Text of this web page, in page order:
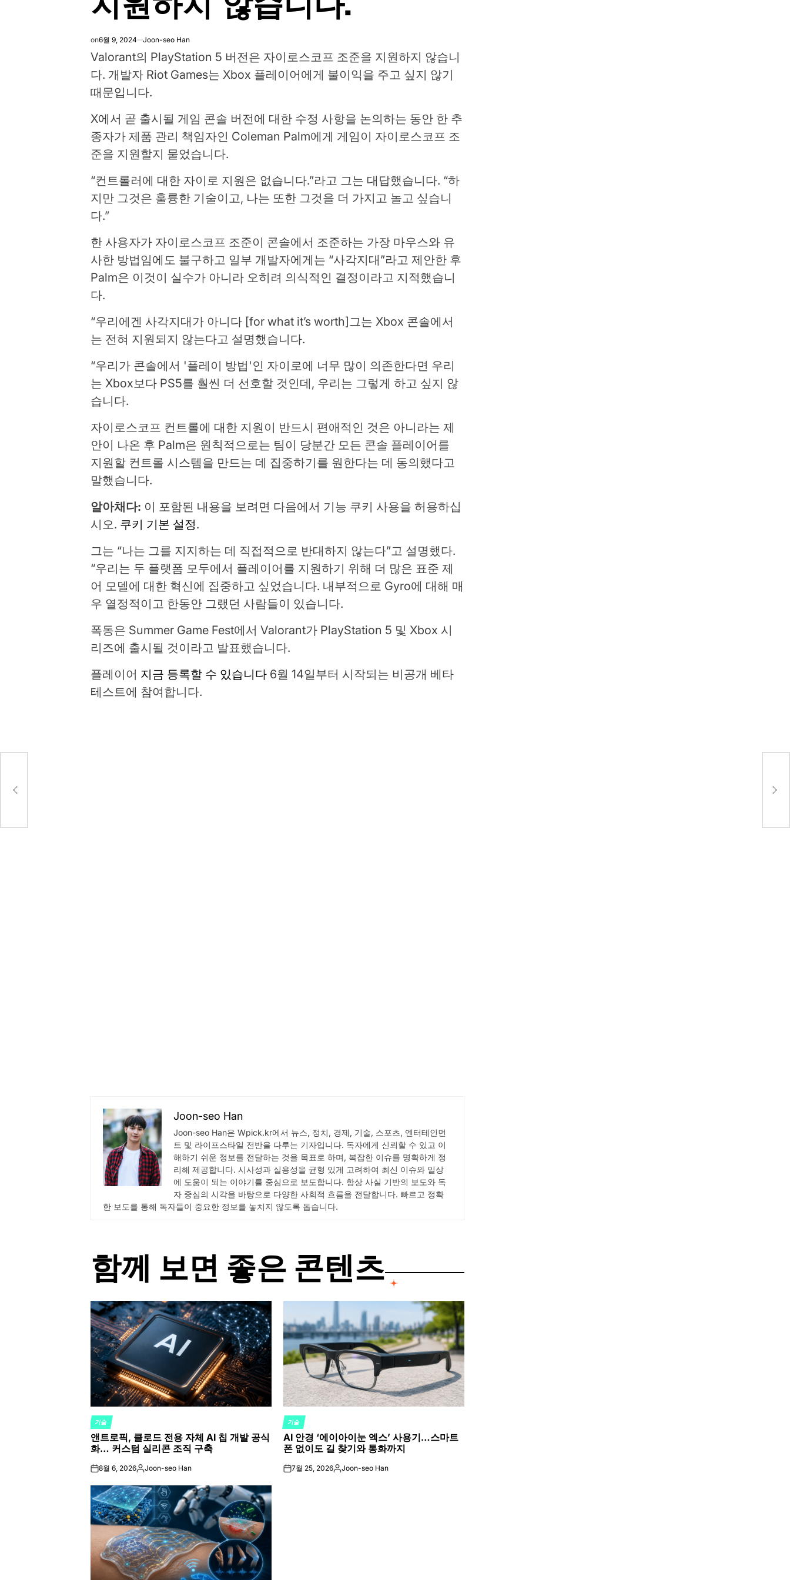
on6월 9, 2024 Joon-seo Han
Valorant의 PlayStation 5 버전은 자이로스코프 조준을 지원하지 않습니
다. 개발자 Riot Games는 Xbox 플레이어에게 불이익을 주고 싶지 않기
때문입니다.
X에서 곧 출시될 게임 콘솔 버전에 대한 수정 사항을 논의하는 동안 한 추
종자가 제품 관리 책임자인 Coleman Palm에게 게임이 자이로스코프 조
준을 지원할지 물었습니다.
“컨트롤러에 대한 자이로 지원은 없습니다.”라고 그는 대답했습니다. “하
지만 그것은 훌륭한 기술이고, 나는 또한 그것을 더 가지고 놀고 싶습니
다.”
한 사용자가 자이로스코프 조준이 콘솔에서 조준하는 가장 마우스와 유
사한 방법임에도 불구하고 일부 개발자에게는 “사각지대”라고 제안한 후
Palm은 이것이 실수가 아니라 오히려 의식적인 결정이라고 지적했습니
다.
“우리에겐 사각지대가 아니다 [for what it’s worth]그는 Xbox 콘솔에서
는 전혀 지원되지 않는다고 설명했습니다.
“우리가 콘솔에서 '플레이 방법'인 자이로에 너무 많이 의존한다면 우리
는 Xbox보다 PS5를 훨씬 더 선호할 것인데, 우리는 그렇게 하고 싶지 않
습니다.
자이로스코프 컨트롤에 대한 지원이 반드시 편애적인 것은 아니라는 제
안이 나온 후 Palm은 원칙적으로는 팀이 당분간 모든 콘솔 플레이어를
지원할 컨트롤 시스템을 만드는 데 집중하기를 원한다는 데 동의했다고
말했습니다.
알아채다: 이 포함된 내용을 보려면 다음에서 기능 쿠키 사용을 허용하십
시오. 쿠키 기본 설정.
그는 “나는 그를 지지하는 데 직접적으로 반대하지 않는다”고 설명했다.
“우리는 두 플랫폼 모두에서 플레이어를 지원하기 위해 더 많은 표준 제
어 모델에 대한 혁신에 집중하고 싶었습니다. 내부적으로 Gyro에 대해 매
우 열정적이고 한동안 그랬던 사람들이 있습니다.
폭동은 Summer Game Fest에서 Valorant가 PlayStation 5 및 Xbox 시
리즈에 출시될 것이라고 발표했습니다.
플레이어 지금 등록할 수 있습니다 6월 14일부터 시작되는 비공개 베타
테스트에 참여합니다.
Joon-seo Han
Joon-seo Han은 Wpick.kr에서 뉴스, 정치, 경제, 기술, 스포츠, 엔터테인먼
트 및 라이프스타일 전반을 다루는 기자입니다. 독자에게 신뢰할 수 있고 이
해하기 쉬운 정보를 전달하는 것을 목표로 하며, 복잡한 이슈를 명확하게 정
리해 제공합니다. 시사성과 실용성을 균형 있게 고려하여 최신 이슈와 일상
에 도움이 되는 이야기를 중심으로 보도합니다. 항상 사실 기반의 보도와 독
자 중심의 시각을 바탕으로 다양한 사회적 흐름을 전달합니다. 빠르고 정확
한 보도를 통해 독자들이 중요한 정보를 놓치지 않도록 돕습니다.
함께 보면 좋은 콘텐츠
POSTED
IN
기술
앤트로픽, 클로드 전용 자체 AI 칩 개발 공식
화… 커스텀 실리콘 조직 구축
on8월 6, 2026Posted
Joon-seo Han
POSTED
IN
기술
AI 안경 ‘에이아이눈 엑스’ 사용기…스마트
폰 없이도 길 찾기와 통화까지
on7월 25, 2026Posted
Joon-seo Han
습